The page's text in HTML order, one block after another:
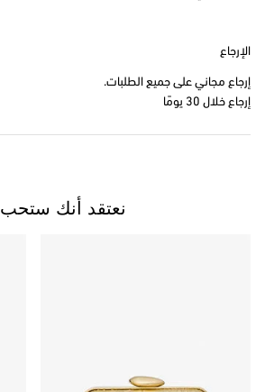
الإرجاع
إرجاع مجاني على جميع الطلبات.
إرجاع خلال 30 يومًا
نعتقد أنك ستحب